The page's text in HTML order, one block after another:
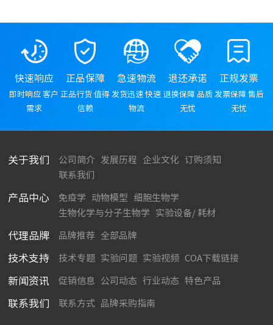
快速响应
即时响应 客户
需求
正品保障
正品行货 值得
信赖
急速物流
发货迅速 快速
物流
退还承诺
退换保障 品质
无忧
正规发票
发票保障 售后
无忧
关于我们 公司简介 发展历程 企业文化
订购须知
联系我们
产品中心 免疫学 动物模型
细胞生物学
生物化学与分子生物学
实验设备/ 耗材
代理品牌 品牌推荐 全部品牌
技术支持 技术专题 实验问题 实验视频 COA下载链接
新闻资讯 促销信息 公司动态 行业动态 特色产品
联系我们 联系方式 品牌采购指南